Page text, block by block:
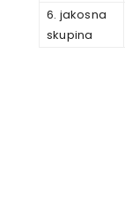
6. jakosna
skupina